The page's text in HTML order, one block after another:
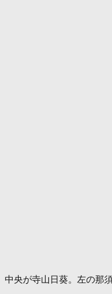
中央が寺山日葵。左の那